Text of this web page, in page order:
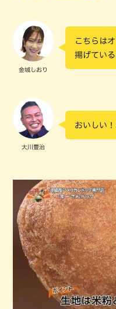
金城しおり
こちらは
揚げている
大川豊治
おいしい